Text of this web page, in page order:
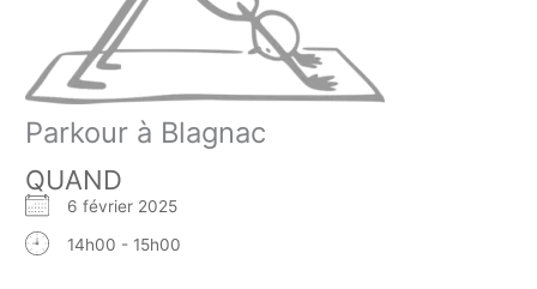
Parkour à Blagnac
QUAND
6 février 2025
14h00 - 15h00